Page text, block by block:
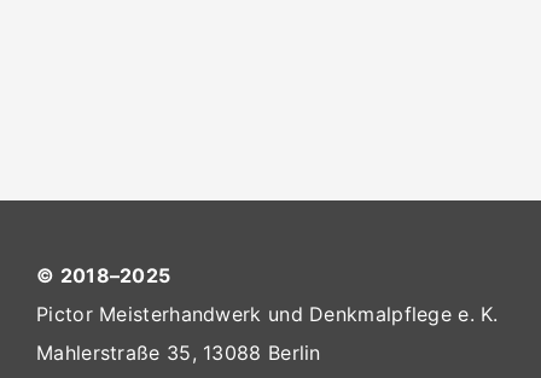
© 2018–2025
Pictor Meisterhandwerk und Denkmalpflege e. K.
Mahlerstraße 35, 13088 Berlin